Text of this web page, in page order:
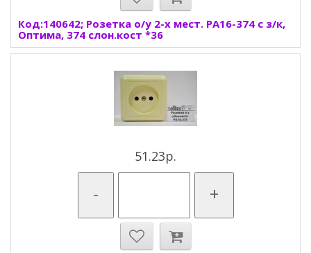
Код:140642; Розетка о/у 2-х мест. РА16-374 с з/к,
Оптима, 374 слон.кост *36
51.23р.
- +